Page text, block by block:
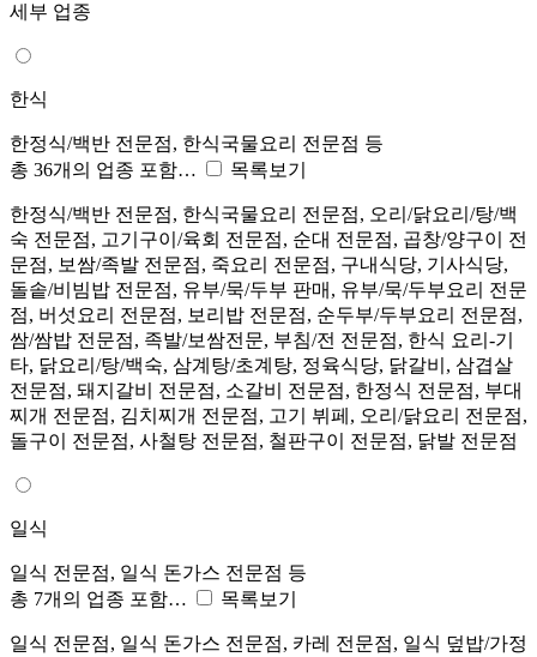
세부 업종
한식
한정식/백반 전문점, 한식국물요리 전문점 등
총 36개의 업종 포함…
목록보기
한정식/백반 전문점, 한식국물요리 전문점, 오리/닭요리/탕/백
숙 전문점, 고기구이/육회 전문점, 순대 전문점, 곱창/양구이 전
문점, 보쌈/족발 전문점, 죽요리 전문점, 구내식당, 기사식당,
돌솥/비빔밥 전문점, 유부/묵/두부 판매, 유부/묵/두부요리 전문
점, 버섯요리 전문점, 보리밥 전문점, 순두부/두부요리 전문점,
쌈/쌈밥 전문점, 족발/보쌈전문, 부침/전 전문점, 한식 요리-기
타, 닭요리/탕/백숙, 삼계탕/초계탕, 정육식당, 닭갈비, 삼겹살
전문점, 돼지갈비 전문점, 소갈비 전문점, 한정식 전문점, 부대
찌개 전문점, 김치찌개 전문점, 고기 뷔페, 오리/닭요리 전문점,
돌구이 전문점, 사철탕 전문점, 철판구이 전문점, 닭발 전문점
일식
일식 전문점, 일식 돈가스 전문점 등
총 7개의 업종 포함…
목록보기
일식 전문점, 일식 돈가스 전문점, 카레 전문점, 일식 덮밥/가정